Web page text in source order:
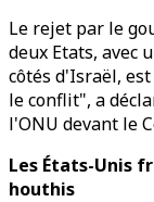
Le rejet par le
deux Etats, avec
côtés d'Israël,
le conflit", a
l'ONU devant le
Les États-Unis
houthis